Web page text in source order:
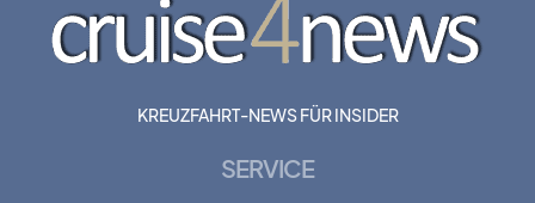
KREUZFAHRT-NEWS FÜR INSIDER
SERVICE